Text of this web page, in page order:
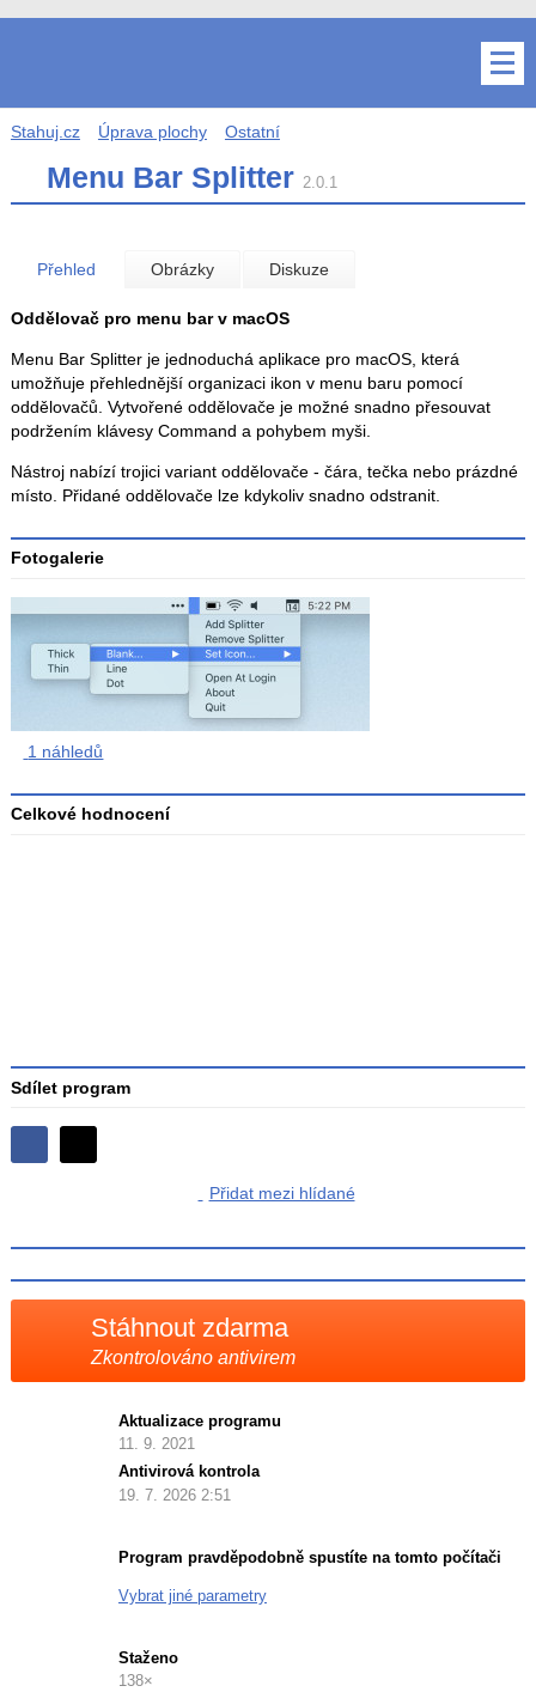
Stahuj.cz Úprava plochy Ostatní
Menu Bar Splitter 2.0.1
Přehled Obrázky Diskuze
Oddělovač pro menu bar v macOS
Menu Bar Splitter je jednoduchá aplikace pro macOS, která
umožňuje přehlednější organizaci ikon v menu baru pomocí
oddělovačů. Vytvořené oddělovače je možné snadno přesouvat
podržením klávesy Command a pohybem myši.
Nástroj nabízí trojici variant oddělovače - čára, tečka nebo prázdné
místo. Přidané oddělovače lze kdykoliv snadno odstranit.
Fotogalerie
1 náhledů
Celkové hodnocení
Sdílet program
Sdílejte
X
Přidat mezi hlídané
Stáhnout zdarma
Zkontrolováno antivirem
Aktualizace programu
11. 9. 2021
Antivirová kontrola
19. 7. 2026 2:51
Program pravděpodobně spustíte na tomto počítači
Vybrat jiné parametry
Staženo
138×